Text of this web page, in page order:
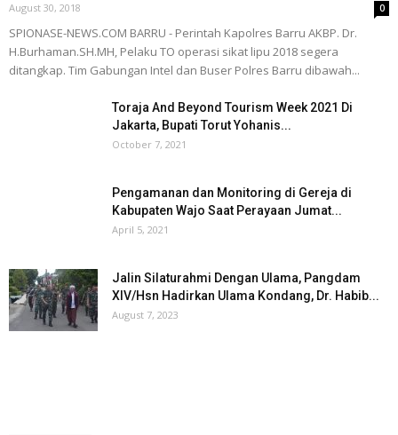
August 30, 2018 0
SPIONASE-NEWS.COM BARRU - Perintah Kapolres Barru AKBP. Dr.
H.Burhaman.SH.MH, Pelaku TO operasi sikat lipu 2018 segera
ditangkap. Tim Gabungan Intel dan Buser Polres Barru dibawah...
Toraja And Beyond Tourism Week 2021 Di
Jakarta, Bupati Torut Yohanis...
October 7, 2021
Pengamanan dan Monitoring di Gereja di
Kabupaten Wajo Saat Perayaan Jumat...
April 5, 2021
Jalin Silaturahmi Dengan Ulama, Pangdam
XIV/Hsn Hadirkan Ulama Kondang, Dr. Habib...
August 7, 2023